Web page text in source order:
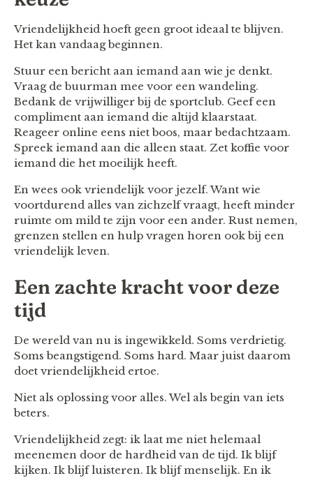
Vriendelijkheid hoeft geen groot ideaal te blijven.
Het kan vandaag beginnen.
Stuur een bericht aan iemand aan wie je denkt.
Vraag de buurman mee voor een wandeling.
Bedank de vrijwilliger bij de sportclub. Geef een
compliment aan iemand die altijd klaarstaat.
Reageer online eens niet boos, maar bedachtzaam.
Spreek iemand aan die alleen staat. Zet koffie voor
iemand die het moeilijk heeft.
En wees ook vriendelijk voor jezelf. Want wie
voortdurend alles van zichzelf vraagt, heeft minder
ruimte om mild te zijn voor een ander. Rust nemen,
grenzen stellen en hulp vragen horen ook bij een
vriendelijk leven.
Een zachte kracht voor deze
tijd
De wereld van nu is ingewikkeld. Soms verdrietig.
Soms beangstigend. Soms hard. Maar juist daarom
doet vriendelijkheid ertoe.
Niet als oplossing voor alles. Wel als begin van iets
beters.
Vriendelijkheid zegt: ik laat me niet helemaal
meenemen door de hardheid van de tijd. Ik blijf
kijken. Ik blijf luisteren. Ik blijf menselijk. En ik